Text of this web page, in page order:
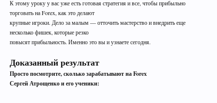
К этому уроку у вас уже есть готовая стратегия и все, чтобы прибыльно
торговать на Forex, как это делают
крупные игроки. Дело за малым — отточить мастерство и внедрить еще
несколько фишек, которые резко
повысят прибыльность. Именно это вы и узнаете сегодня.
Доказанный результат
Просто посмотрите, сколько зарабатывают на Forex
Сергей Атрощенко и его ученики: